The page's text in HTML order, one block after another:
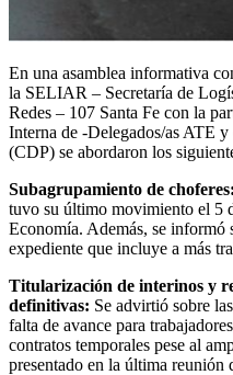
En una asamblea informativa
la SELIAR – Secretaría de
Redes – 107 Santa Fe con la
Interna de -Delegados/as ATE
(CDP) se abordaron los
Subagrupamiento de choferes:
tuvo su último movimiento el 5
Economía. Además, se informó
expediente que incluye a más
Titularización de interinos y
definitivas: Se advirtió sobre
falta de avance para
contratos temporales pese al
presentado en la última reunión